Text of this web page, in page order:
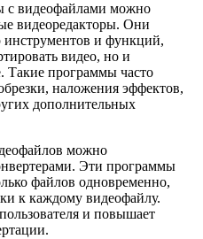
с видеофайлами можно
видеоредакторы. Они
инструментов и функций,
видео, но и
Такие программы часто
наложения эффектов,
дополнительных
можно
Эти программы
файлов одновременно,
к каждому видеофайлу.
и повышает